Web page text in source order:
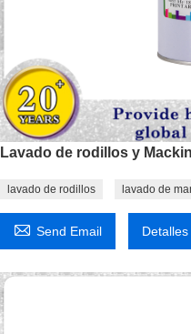
Lavado de rodillos y
lavado de rodillos lavado de
 Send Email Detalles